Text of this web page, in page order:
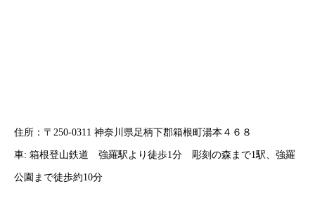
住所：〒250-0311 神奈川県足柄下郡箱根町湯本４６８
車: 箱根登山鉄道 強羅駅より徒歩1分 彫刻の森まで1駅、強羅
公園まで徒歩約10分